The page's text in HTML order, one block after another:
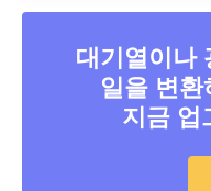
대기열이나
일을 변
지금 업